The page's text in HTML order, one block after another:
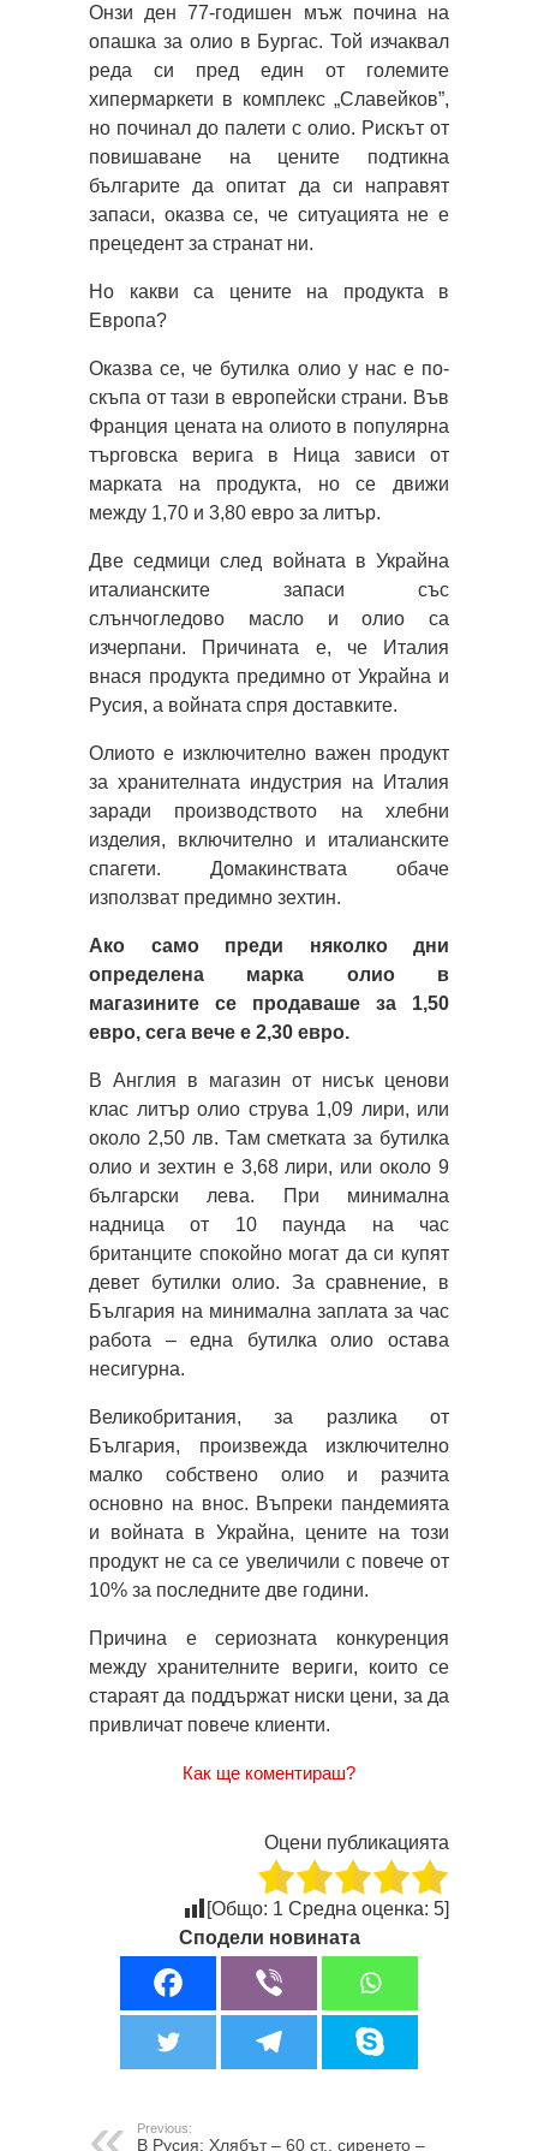
Онзи ден 77-годишен мъж почина на
опашка за олио в Бургас. Той изчаквал
реда си пред един от големите
хипермаркети в комплекс „Славейков”,
но починал до палети с олио. Рискът от
повишаване на цените подтикна
българите да опитат да си направят
запаси, оказва се, че ситуацията не е
прецедент за странат ни.
Но какви са цените на продукта в
Европа?
Оказва се, че бутилка олио у нас е по-
скъпа от тази в европейски страни. Във
Франция цената на олиото в популярна
търговска верига в Ница зависи от
марката на продукта, но се движи
между 1,70 и 3,80 евро за литър.
Две седмици след войната в Украйна
италианските запаси със
слънчогледово масло и олио са
изчерпани. Причината е, че Италия
внася продукта предимно от Украйна и
Русия, а войната спря доставките.
Олиото е изключително важен продукт
за хранителната индустрия на Италия
заради производството на хлебни
изделия, включително и италианските
спагети. Домакинствата обаче
използват предимно зехтин.
Ако само преди няколко дни
определена марка олио в
магазините се продаваше за 1,50
евро, сега вече е 2,30 евро.
В Англия в магазин от нисък ценови
клас литър олио струва 1,09 лири, или
около 2,50 лв. Там сметката за бутилка
олио и зехтин е 3,68 лири, или около 9
български лева. При минимална
надница от 10 паунда на час
британците спокойно могат да си купят
девет бутилки олио. За сравнение, в
България на минимална заплата за час
работа – една бутилка олио остава
несигурна.
Великобритания, за разлика от
България, произвежда изключително
малко собствено олио и разчита
основно на внос. Въпреки пандемията
и войната в Украйна, цените на този
продукт не са се увеличили с повече от
10% за последните две години.
Причина е сериозната конкуренция
между хранителните вериги, които се
стараят да поддържат ниски цени, за да
привличат повече клиенти.
Как ще коментираш?
Оцени публикацията
[Общо: 1 Средна оценка: 5]
Сподели новината
Previous:
В Русия: Хлябът – 60 ст., сиренето –